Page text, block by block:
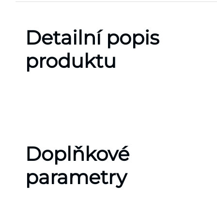
Detailní popis
produktu
Doplňkové
parametry